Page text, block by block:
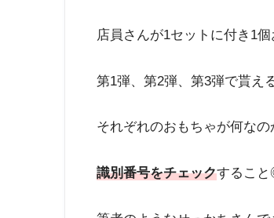
店員さんが1セットに付き1
第1弾、第2弾、第3弾で貰え
それぞれのおもちゃが何なの
識別番号をチェックするこ